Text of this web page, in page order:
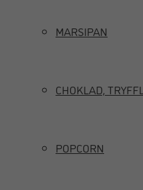
MARSIPAN
CHOKLAD,
POPCORN